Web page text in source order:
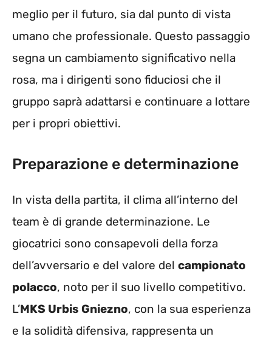
meglio per il futuro, sia dal punto di vista
umano che professionale. Questo passaggio
segna un cambiamento significativo nella
rosa, ma i dirigenti sono fiduciosi che il
gruppo saprà adattarsi e continuare a lottare
per i propri obiettivi.
Preparazione e determinazione
In vista della partita, il clima all’interno del
team è di grande determinazione. Le
giocatrici sono consapevoli della forza
dell’avversario e del valore del campionato
polacco, noto per il suo livello competitivo.
L’MKS Urbis Gniezno, con la sua esperienza
e la solidità difensiva, rappresenta un